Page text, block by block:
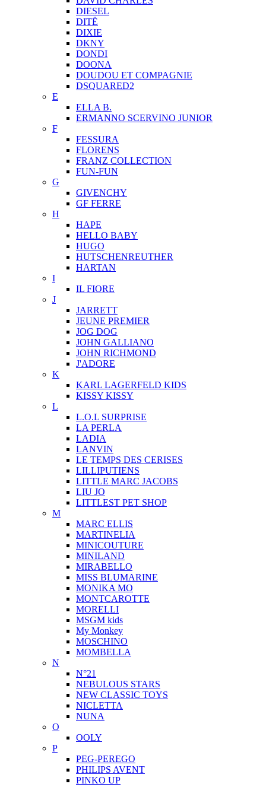
DIESEL
DITЁ
DIXIE
DKNY
DONDI
DOONA
DOUDOU ET COMPAGNIE
DSQUARED2
E
ELLA B.
ERMANNO SCERVINO JUNIOR
F
FESSURA
FLORENS
FRANZ COLLECTION
FUN-FUN
G
GIVENCHY
GF FERRE
H
HAPE
HELLO BABY
HUGO
HUTSCHENREUTHER
HARTAN
I
IL FIORE
J
JARRETT
JEUNE PREMIER
JOG DOG
JOHN GALLIANO
JOHN RICHMOND
J'ADORE
K
KARL LAGERFELD KIDS
KISSY KISSY
L
L.O.L SURPRISE
LA PERLA
LADIA
LANVIN
LE TEMPS DES CERISES
LILLIPUTIENS
LITTLE MARC JACOBS
LIU JO
LITTLEST PET SHOP
M
MARC ELLIS
MARTINELIA
MINICOUTURE
MINILAND
MIRABELLO
MISS BLUMARINE
MONIKA MO
MONTCAROTTE
MORELLI
MSGM kids
My Monkey
MOSCHINO
MOMBELLA
N
N°21
NEBULOUS STARS
NEW CLASSIC TOYS
NICLETTA
NUNA
O
OOLY
P
PEG-PEREGO
PHILIPS AVENT
PINKO UP